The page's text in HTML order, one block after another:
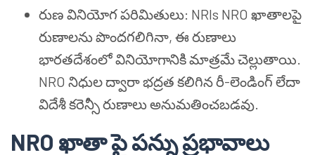
రుణ వినియోగ పరిమితులు: NRIs NRO ఖాతాలపై
రుణాలను పొందగలిగినా, ఈ రుణాలు
భారతదేశంలో వినియోగానికి మాత్రమే చెల్లుతాయి.
NRO నిధుల ద్వారా భద్రత కలిగిన రీ-లెండింగ్ లేదా
విదేశీ కరెన్సీ రుణాలు అనుమతించబడవు.
NRO ఖాతా పై పన్ను ప్రభావాలు